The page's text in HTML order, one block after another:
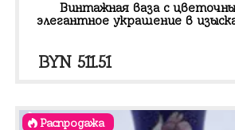
Винтажная ваза с
элегантное украшение в
BYN 511.51
Распродажа